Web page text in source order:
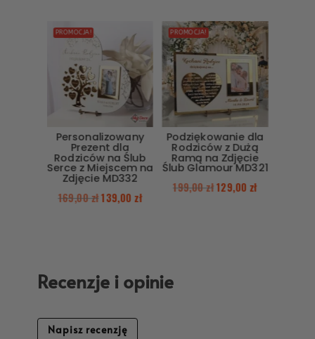
PROMOCJA!
Personalizowany
Prezent dla
Rodziców na Ślub
Serce z Miejscem na
Zdjęcie MD332
169,00zł139,00 zł
PROMOCJA!
Podziękowanie dla
Rodziców z Dużą
Ramą na Zdjęcie
Ślub Glamour MD321
199,00 zł129,00 zł
Recenzje i opinie
Napisz recenzję